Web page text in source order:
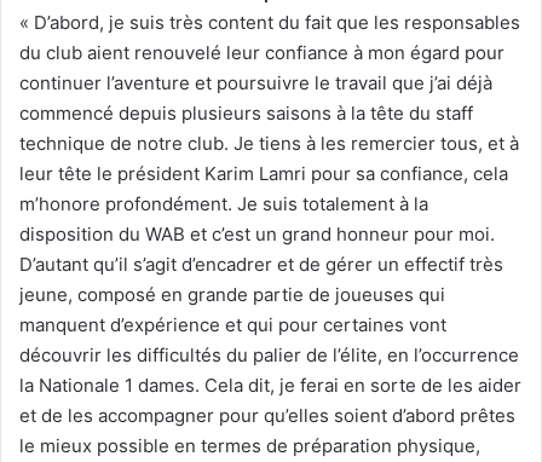
« D’abord, je suis très content du fait que les responsables
du club aient renouvelé leur confiance à mon égard pour
continuer l’aventure et poursuivre le travail que j’ai déjà
commencé depuis plusieurs saisons à la tête du staff
technique de notre club. Je tiens à les remercier tous, et à
leur tête le président Karim Lamri pour sa confiance, cela
m’honore profondément. Je suis totalement à la
disposition du WAB et c’est un grand honneur pour moi.
D’autant qu’il s’agit d’encadrer et de gérer un effectif très
jeune, composé en grande partie de joueuses qui
manquent d’expérience et qui pour certaines vont
découvrir les difficultés du palier de l’élite, en l’occurrence
la Nationale 1 dames. Cela dit, je ferai en sorte de les aider
et de les accompagner pour qu’elles soient d’abord prêtes
le mieux possible en termes de préparation physique,